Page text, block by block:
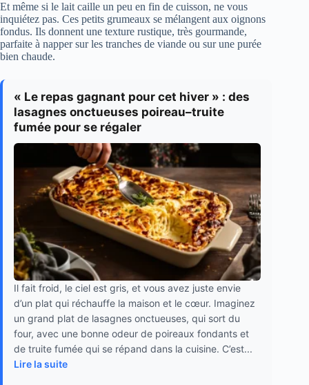
Et même si le lait caille un peu en fin de cuisson, ne vous
inquiétez pas. Ces petits grumeaux se mélangent aux oignons
fondus. Ils donnent une texture rustique, très gourmande,
parfaite à napper sur les tranches de viande ou sur une purée
bien chaude.
« Le repas gagnant pour cet hiver » : des
lasagnes onctueuses poireau–truite
fumée pour se régaler
Il fait froid, le ciel est gris, et vous avez juste envie
d’un plat qui réchauffe la maison et le cœur. Imaginez
un grand plat de lasagnes onctueuses, qui sort du
four, avec une bonne odeur de poireaux fondants et
de truite fumée qui se répand dans la cuisine. C’est...
Lire la suite